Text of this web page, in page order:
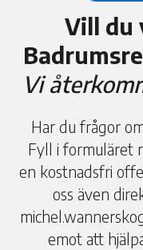
Vill du
Vi
Har du frågor
Fyll i formuläret
en kostnadsfri
oss även
emot att